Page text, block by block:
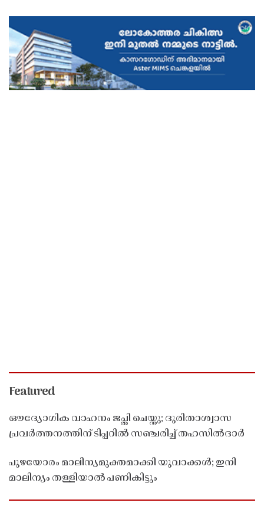
Featured
ഔദ്യോഗിക വാഹനം ജപ്തി ചെയ്തു; ദുരിതാശ്വാസ
പ്രവർത്തനത്തിന് ടിപ്പറിൽ സഞ്ചരിച്ച് തഹസിൽദാർ
പുഴയോരം മാലിന്യമുക്തമാക്കി യുവാക്കൾ; ഇനി
മാലിന്യം തള്ളിയാൽ പണികിട്ടും